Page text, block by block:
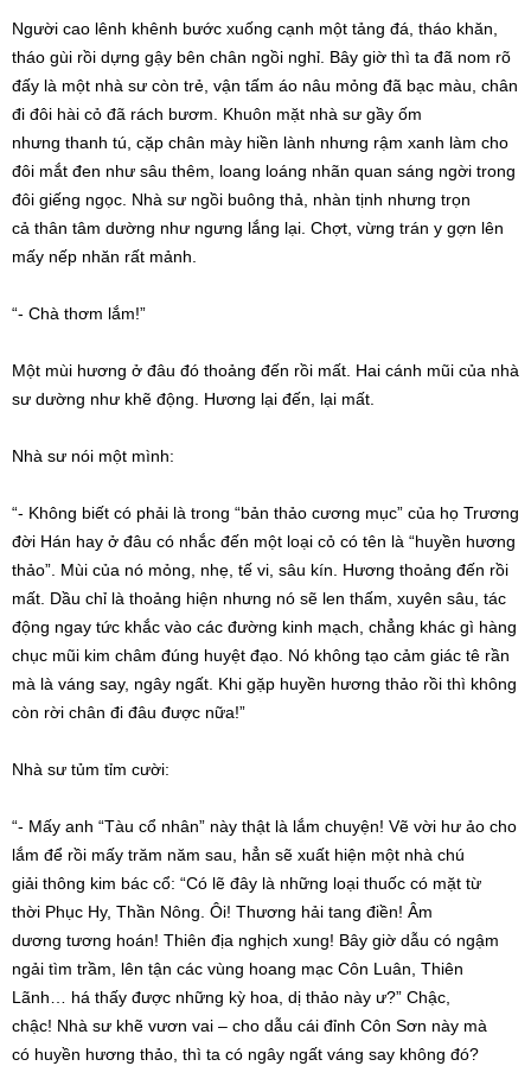
Người cao lênh khênh bước xuống cạnh một tảng đá, tháo khăn,
tháo gùi rồi dựng gậy bên chân ngồi nghỉ. Bây giờ thì ta đã nom rõ
đấy là một nhà sư còn trẻ, vận tấm áo nâu mỏng đã bạc màu, chân
đi đôi hài cỏ đã rách bươm. Khuôn mặt nhà sư gầy ốm
nhưng thanh tú, cặp chân mày hiền lành nhưng rậm xanh làm cho
đôi mắt đen như sâu thêm, loang loáng nhãn quan sáng ngời trong
đôi giếng ngọc. Nhà sư ngồi buông thả, nhàn tịnh nhưng trọn
cả thân tâm dường như ngưng lắng lại. Chợt, vừng trán y gợn lên
mấy nếp nhăn rất mảnh.
“- Chà thơm lắm!”
Một mùi hương ở đâu đó thoảng đến rồi mất. Hai cánh mũi của nhà
sư dường như khẽ động. Hương lại đến, lại mất.
Nhà sư nói một mình:
“- Không biết có phải là trong “bản thảo cương mục” của họ Trương
đời Hán hay ở đâu có nhắc đến một loại cỏ có tên là “huyền hương
thảo”. Mùi của nó mỏng, nhẹ, tế vi, sâu kín. Hương thoảng đến rồi
mất. Dầu chỉ là thoảng hiện nhưng nó sẽ len thấm, xuyên sâu, tác
động ngay tức khắc vào các đường kinh mạch, chẳng khác gì hàng
chục mũi kim châm đúng huyệt đạo. Nó không tạo cảm giác tê rần
mà là váng say, ngây ngất. Khi gặp huyền hương thảo rồi thì không
còn rời chân đi đâu được nữa!”
Nhà sư tủm tỉm cười:
“- Mấy anh “Tàu cổ nhân” này thật là lắm chuyện! Vẽ vời hư ảo cho
lắm để rồi mấy trăm năm sau, hẳn sẽ xuất hiện một nhà chú
giải thông kim bác cổ: “Có lẽ đây là những loại thuốc có mặt từ
thời Phục Hy, Thần Nông. Ôi! Thương hải tang điền! Âm
dương tương hoán! Thiên địa nghịch xung! Bây giờ dẫu có ngậm
ngải tìm trầm, lên tận các vùng hoang mạc Côn Luân, Thiên
Lãnh… há thấy được những kỳ hoa, dị thảo này ư?” Chậc,
chậc! Nhà sư khẽ vươn vai – cho dẫu cái đỉnh Côn Sơn này mà
có huyền hương thảo, thì ta có ngây ngất váng say không đó?